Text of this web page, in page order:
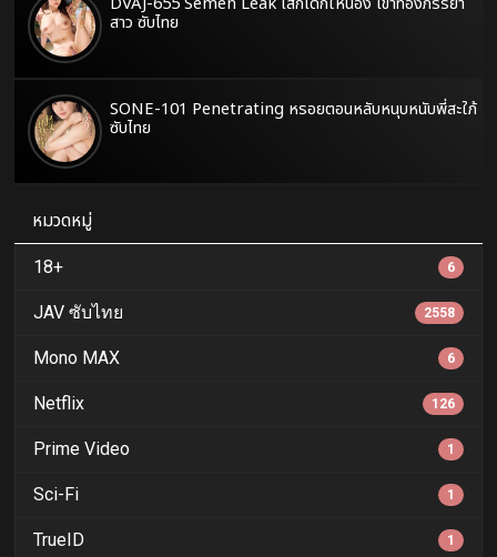
สาว ซับไทย
SONE-101 Penetrating หรอยตอนหลับหนุบหนับพี่สะใภ้
ซับไทย
หมวดหมู่
18+ 6
JAV ซับไทย 2558
Mono MAX 6
Netflix 126
Prime Video 1
Sci-Fi 1
TrueID 1